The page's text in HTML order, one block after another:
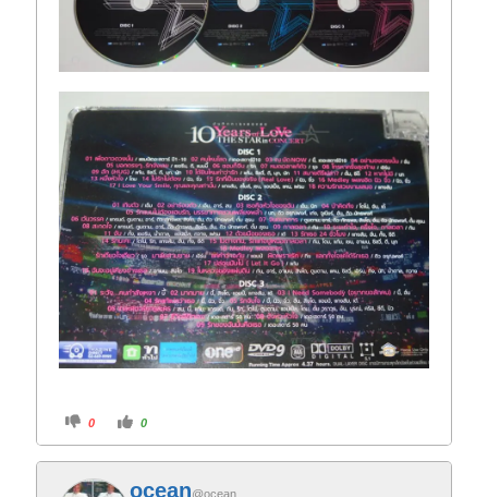
C
i
f
o
0
C
i
o
0
ocean@ocean